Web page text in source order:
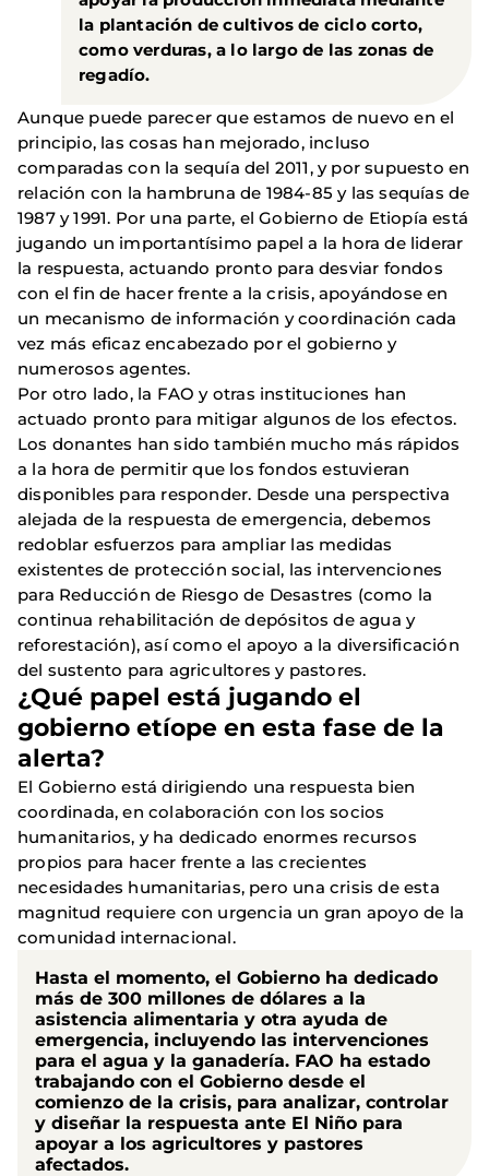
la plantación de cultivos de ciclo corto,
como verduras, a lo largo de las zonas de
regadío.
Aunque puede parecer que estamos de nuevo en el
principio, las cosas han mejorado, incluso
comparadas con la sequía del 2011, y por supuesto en
relación con la hambruna de 1984-85 y las sequías de
1987 y 1991. Por una parte, el Gobierno de Etiopía está
jugando un importantísimo papel a la hora de liderar
la respuesta, actuando pronto para desviar fondos
con el fin de hacer frente a la crisis, apoyándose en
un mecanismo de información y coordinación cada
vez más eficaz encabezado por el gobierno y
numerosos agentes.
Por otro lado, la FAO y otras instituciones han
actuado pronto para mitigar algunos de los efectos.
Los donantes han sido también mucho más rápidos
a la hora de permitir que los fondos estuvieran
disponibles para responder. Desde una perspectiva
alejada de la respuesta de emergencia, debemos
redoblar esfuerzos para ampliar las medidas
existentes de protección social, las intervenciones
para Reducción de Riesgo de Desastres (como la
continua rehabilitación de depósitos de agua y
reforestación), así como el apoyo a la diversificación
del sustento para agricultores y pastores.
¿Qué papel está jugando el
gobierno etíope en esta fase de la
alerta?
El Gobierno está dirigiendo una respuesta bien
coordinada, en colaboración con los socios
humanitarios, y ha dedicado enormes recursos
propios para hacer frente a las crecientes
necesidades humanitarias, pero una crisis de esta
magnitud requiere con urgencia un gran apoyo de la
comunidad internacional.
Hasta el momento, el Gobierno ha dedicado
más de 300 millones de dólares a la
asistencia alimentaria y otra ayuda de
emergencia, incluyendo las intervenciones
para el agua y la ganadería. FAO ha estado
trabajando con el Gobierno desde el
comienzo de la crisis, para analizar, controlar
y diseñar la respuesta ante El Niño para
apoyar a los agricultores y pastores
afectados.